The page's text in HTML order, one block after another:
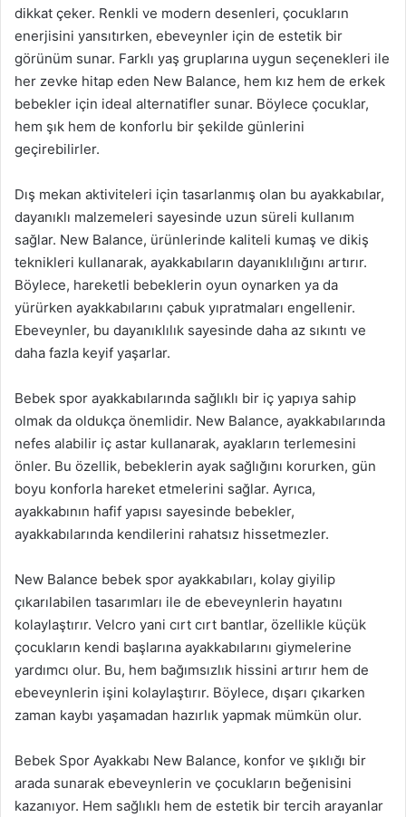
dikkat çeker. Renkli ve modern desenleri, çocukların
enerjisini yansıtırken, ebeveynler için de estetik bir
görünüm sunar. Farklı yaş gruplarına uygun seçenekleri ile
her zevke hitap eden New Balance, hem kız hem de erkek
bebekler için ideal alternatifler sunar. Böylece çocuklar,
hem şık hem de konforlu bir şekilde günlerini
geçirebilirler.
Dış mekan aktiviteleri için tasarlanmış olan bu ayakkabılar,
dayanıklı malzemeleri sayesinde uzun süreli kullanım
sağlar. New Balance, ürünlerinde kaliteli kumaş ve dikiş
teknikleri kullanarak, ayakkabıların dayanıklılığını artırır.
Böylece, hareketli bebeklerin oyun oynarken ya da
yürürken ayakkabılarını çabuk yıpratmaları engellenir.
Ebeveynler, bu dayanıklılık sayesinde daha az sıkıntı ve
daha fazla keyif yaşarlar.
Bebek spor ayakkabılarında sağlıklı bir iç yapıya sahip
olmak da oldukça önemlidir. New Balance, ayakkabılarında
nefes alabilir iç astar kullanarak, ayakların terlemesini
önler. Bu özellik, bebeklerin ayak sağlığını korurken, gün
boyu konforla hareket etmelerini sağlar. Ayrıca,
ayakkabının hafif yapısı sayesinde bebekler,
ayakkabılarında kendilerini rahatsız hissetmezler.
New Balance bebek spor ayakkabıları, kolay giyilip
çıkarılabilen tasarımları ile de ebeveynlerin hayatını
kolaylaştırır. Velcro yani cırt cırt bantlar, özellikle küçük
çocukların kendi başlarına ayakkabılarını giymelerine
yardımcı olur. Bu, hem bağımsızlık hissini artırır hem de
ebeveynlerin işini kolaylaştırır. Böylece, dışarı çıkarken
zaman kaybı yaşamadan hazırlık yapmak mümkün olur.
Bebek Spor Ayakkabı New Balance, konfor ve şıklığı bir
arada sunarak ebeveynlerin ve çocukların beğenisini
kazanıyor. Hem sağlıklı hem de estetik bir tercih arayanlar